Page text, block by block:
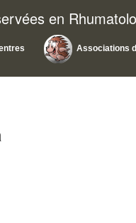
en
Associations